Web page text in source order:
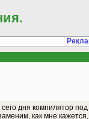
дня компилятор
как мне